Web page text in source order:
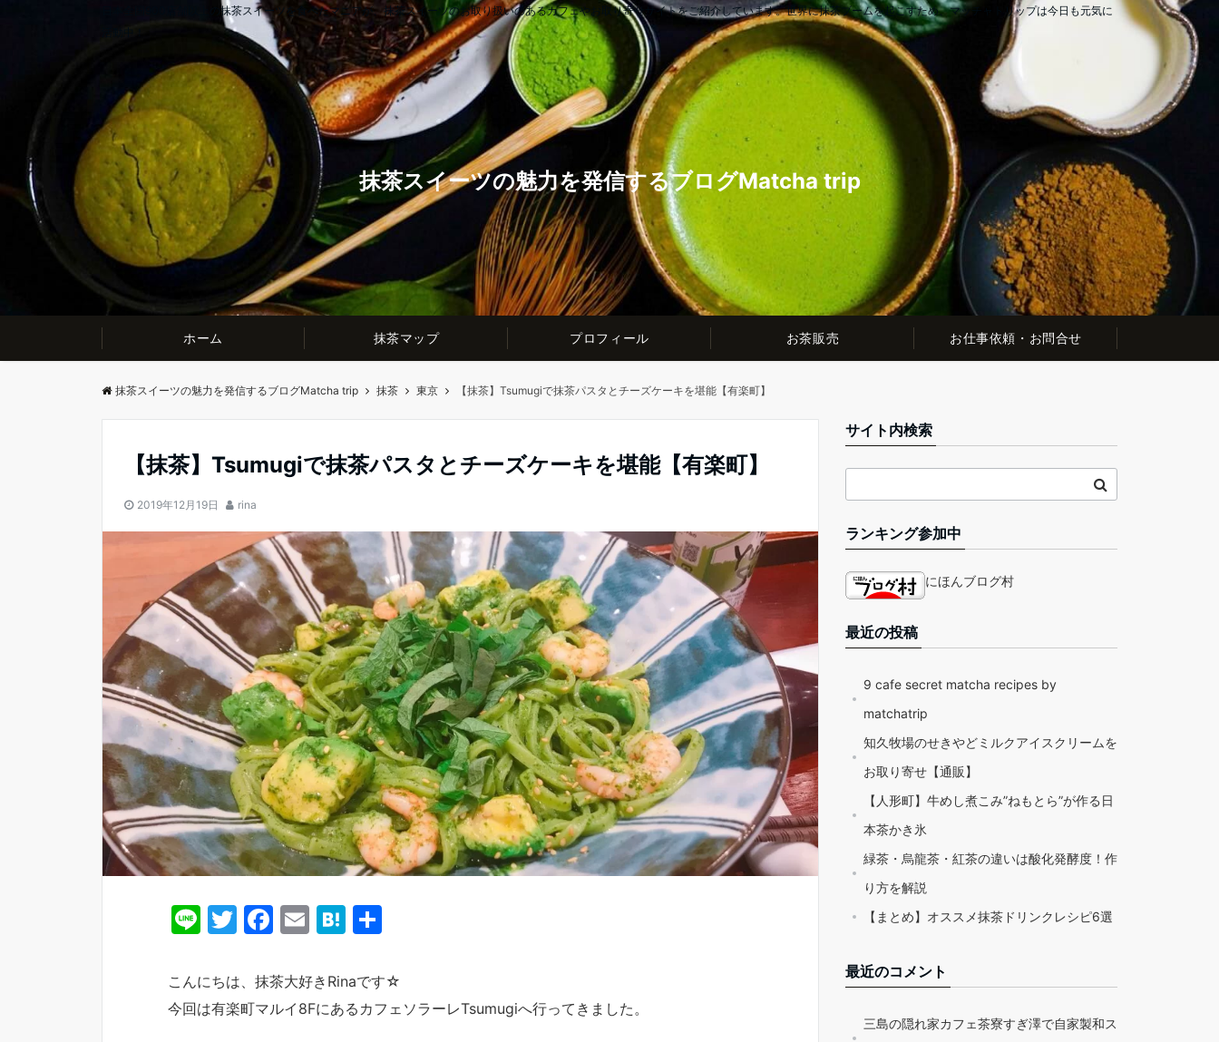
日本全国900店舗以上の抹茶スイーツを食べたマニアが、抹茶スイーツのお取り扱いのあるカフェやお取り寄せサイトをご紹介しています。世界に抹茶ブームを起こすため、マッチャトリップは今日も元気に
抹茶スイーツの魅力を発信するブログMatcha trip
ホーム 抹茶マップ プロフィール お茶販売 お仕事依頼・お問合せ
抹茶スイーツの魅力を発信するブログMatcha trip 抹茶 東京 【抹茶】Tsumugiで抹茶パスタとチーズケーキを堪能【有楽町】
【抹茶】Tsumugiで抹茶パスタとチーズケーキを堪能【有楽町】
2019年12月19日 rina
Li
e
T
itt
er
F
c
e
E
ai
l
H
e
n
こんにちは、抹茶大好きRinaです☆
今回は有楽町マルイ8FにあるカフェソラーレTsumugiへ行ってきました。
サイト内検索
ランキング参加中
にほんブログ村
最近の投稿
9 cafe secret matcha recipes by
matchatrip
知久牧場のせきやどミルクアイスクリームを
お取り寄せ【通販】
【人形町】牛めし煮こみ”ねもとら”が作る日
本茶かき氷
緑茶・烏龍茶・紅茶の違いは酸化発酵度！作
り方を解説
【まとめ】オススメ抹茶ドリンクレシピ6選
最近のコメント
三島の隠れ家カフェ茶寮すぎ澤で自家製和ス